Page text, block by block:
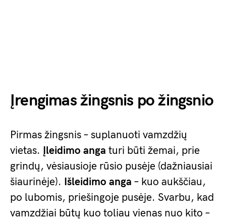
Įrengimas žingsnis po žingsnio
Pirmas žingsnis – suplanuoti vamzdžių
vietas. Įleidimo anga turi būti žemai, prie
grindų, vėsiausioje rūsio pusėje (dažniausiai
šiaurinėje). Išleidimo anga – kuo aukščiau,
po lubomis, priešingoje pusėje. Svarbu, kad
vamzdžiai būtų kuo toliau vienas nuo kito –